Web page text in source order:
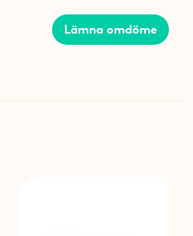
Lämna omdöme